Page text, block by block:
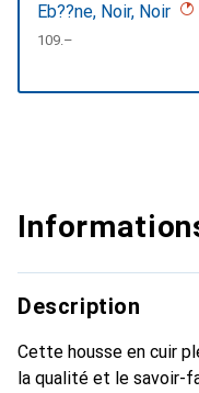
Eb??ne, Noir, Noir
CHF
109.–
Description
Cette housse en cuir
la qualité et le savoir-